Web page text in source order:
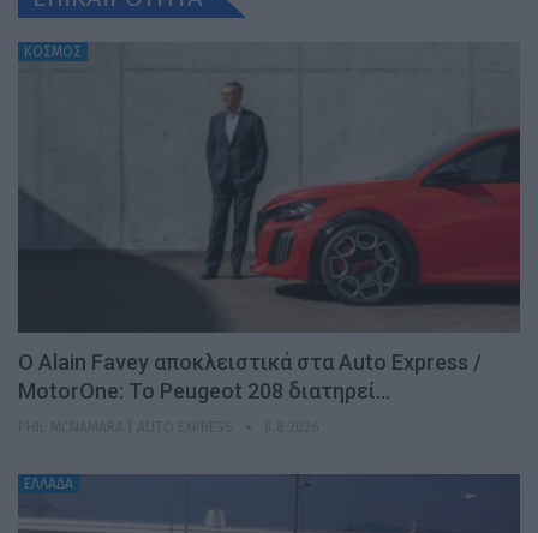
ΚΟΣΜΟΣ
Ο Alain Favey αποκλειστικά στα Auto Express /
MotorOne: Το Peugeot 208 διατηρεί…
ΕΛΛΑΔΑ